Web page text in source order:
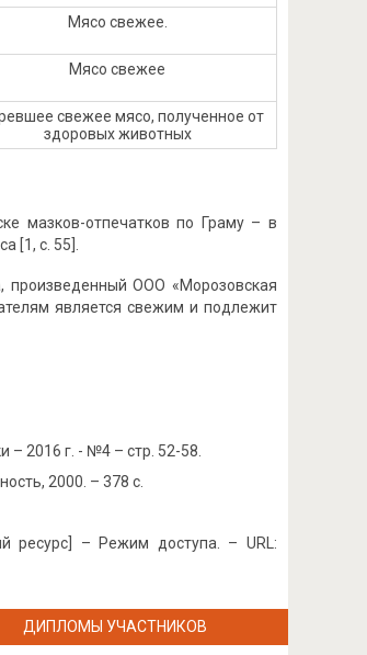
Мясо свежее.
Мясо свежее
свежее мясо, полученное от
здоровых животных
мазков-отпечатков по Граму – в
[1, c. 55].
произведенный ООО «Морозовская
является свежим и подлежит
2016 г. - №4 – стр. 52-58.
2000. – 378 с.
ресурс] – Режим доступа. – URL:
ДИПЛОМЫ УЧАСТНИКОВ